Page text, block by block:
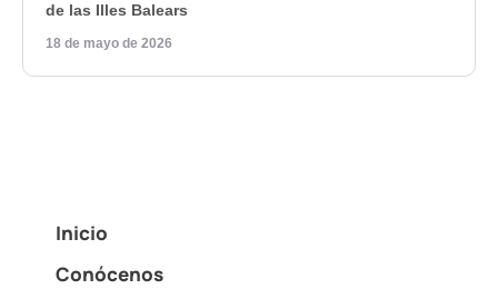
de las Illes Balears
18 de mayo de 2026
Inicio
Conócenos